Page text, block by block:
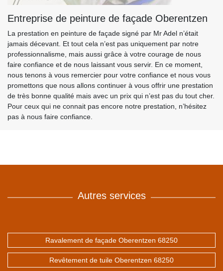
Entreprise de peinture de façade Oberentzen
La prestation en peinture de façade signé par Mr Adel n’était
jamais décevant. Et tout cela n’est pas uniquement par notre
professionnalisme, mais aussi grâce à votre courage de nous
faire confiance et de nous laissant vous servir. En ce moment,
nous tenons à vous remercier pour votre confiance et nous vous
promettons que nous allons continuer à vous offrir une prestation
de très bonne qualité mais avec un prix qui n’est pas du tout cher.
Pour ceux qui ne connait pas encore notre prestation, n’hésitez
pas à nous faire confiance.
Autres services
Ravalement de façade Oberentzen 68250
Revêtement de tuile Oberentzen 68250